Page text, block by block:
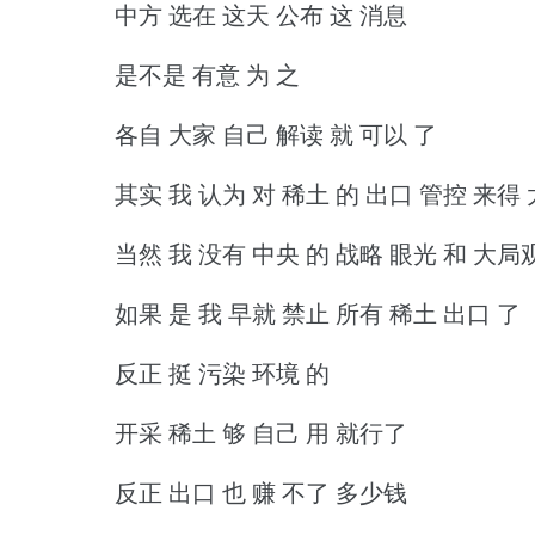
中方 选在 这天 公布 这 消息
是不是 有意 为 之
各自 大家 自己 解读 就 可以 了
其实 我 认为 对 稀土 的 出口 管控 来得
当然 我 没有 中央 的 战略 眼光 和 大局
如果 是 我 早就 禁止 所有 稀土 出口 了
反正 挺 污染 环境 的
开采 稀土 够 自己 用 就行了
反正 出口 也 赚 不了 多少钱